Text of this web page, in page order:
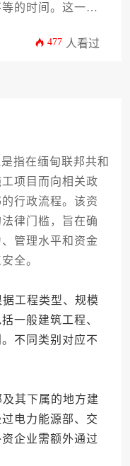
的时间。这一周
影响，并非一个
477 人看过
指在缅甸联邦共和
项目而向相关政
行政流程。该资
律门槛，旨在确
管理水平和资金
全。
工程类型、规模
一般建筑工程、
不同类别对应不
其下属的地方建
电力能源部、交
企业需额外通过